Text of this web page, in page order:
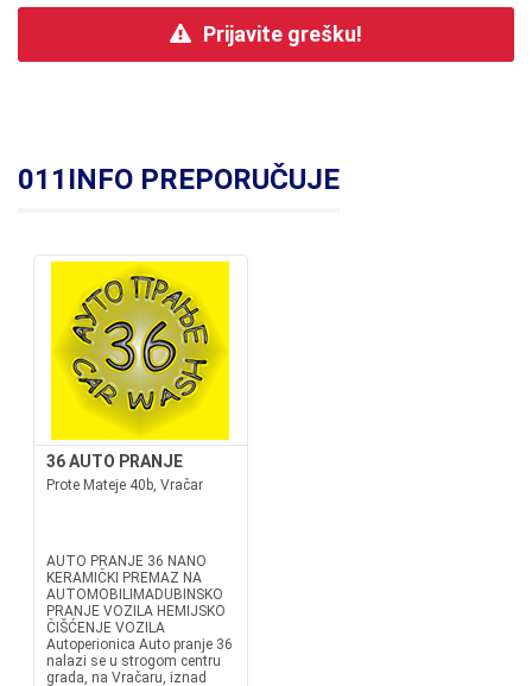
Prijavite grešku!
011INFO PREPORUČUJE
36 AUTO PRANJE
Prote Mateje 40b, Vračar
AUTO PRANJE 36 NANO
KERAMIČKI PREMAZ NA
AUTOMOBILIMADUBINSKO
PRANJE VOZILA HEMIJSKO
ČIŠĆENJE VOZILA
Autoperionica Auto pranje 36
nalazi se u strogom centru
grada, na Vračaru, iznad